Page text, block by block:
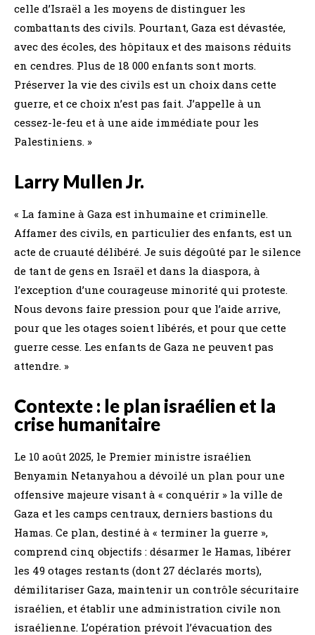
celle d’Israël a les moyens de distinguer les
combattants des civils. Pourtant, Gaza est dévastée,
avec des écoles, des hôpitaux et des maisons réduits
en cendres. Plus de 18 000 enfants sont morts.
Préserver la vie des civils est un choix dans cette
guerre, et ce choix n’est pas fait. J’appelle à un
cessez-le-feu et à une aide immédiate pour les
Palestiniens. »
Larry Mullen Jr.
« La famine à Gaza est inhumaine et criminelle.
Affamer des civils, en particulier des enfants, est un
acte de cruauté délibéré. Je suis dégoûté par le silence
de tant de gens en Israël et dans la diaspora, à
l’exception d’une courageuse minorité qui proteste.
Nous devons faire pression pour que l’aide arrive,
pour que les otages soient libérés, et pour que cette
guerre cesse. Les enfants de Gaza ne peuvent pas
attendre. »
Contexte : le plan israélien et la
crise humanitaire
Le 10 août 2025, le Premier ministre israélien
Benyamin Netanyahou a dévoilé un plan pour une
offensive majeure visant à « conquérir » la ville de
Gaza et les camps centraux, derniers bastions du
Hamas. Ce plan, destiné à « terminer la guerre »,
comprend cinq objectifs : désarmer le Hamas, libérer
les 49 otages restants (dont 27 déclarés morts),
démilitariser Gaza, maintenir un contrôle sécuritaire
israélien, et établir une administration civile non
israélienne. L’opération prévoit l’évacuation des